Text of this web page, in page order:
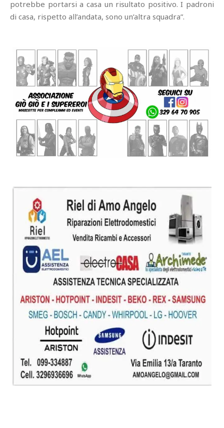
potrebbe portarsi a casa un risultato positivo. I padroni
di casa, rispetto all’andata, sono un’altra squadra”.